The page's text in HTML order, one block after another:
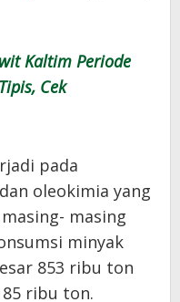
Kaltim Periode
Cek
pada
oleokimia yang
masing
minyak
853 ribu ton
ribu ton.